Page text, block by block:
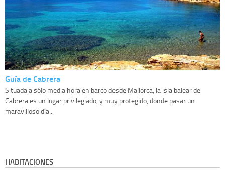
Guía de Cabrera
Situada a sólo media hora en barco desde Mallorca, la isla balear de
Cabrera es un lugar privilegiado, y muy protegido, donde pasar un
maravilloso día...
HABITACIONES